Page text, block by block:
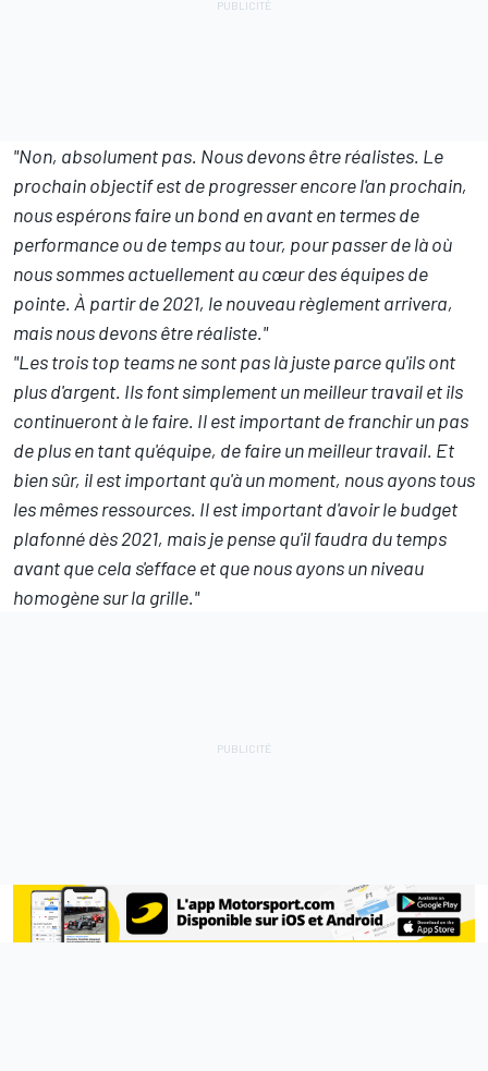
"Non, absolument pas. Nous devons être réalistes. Le
prochain objectif est de progresser encore l'an prochain,
nous espérons faire un bond en avant en termes de
performance ou de temps au tour, pour passer de là où
nous sommes actuellement au cœur des équipes de
pointe. À partir de 2021, le nouveau règlement arrivera,
mais nous devons être réaliste."
"Les trois top teams ne sont pas là juste parce qu'ils ont
plus d'argent. Ils font simplement un meilleur travail et ils
continueront à le faire. Il est important de franchir un pas
de plus en tant qu'équipe, de faire un meilleur travail. Et
bien sûr, il est important qu'à un moment, nous ayons tous
les mêmes ressources. Il est important d'avoir le budget
plafonné dès 2021, mais je pense qu'il faudra du temps
avant que cela s'efface et que nous ayons un niveau
homogène sur la grille."